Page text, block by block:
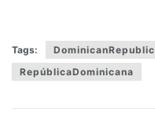
Tags: DominicanRepublic
RepúblicaDominicana